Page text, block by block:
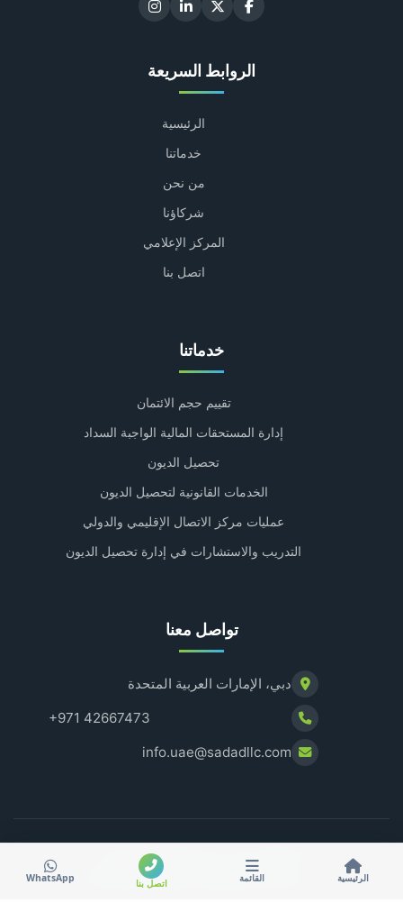
الروابط السريعة
الرئيسية
خدماتنا
من نحن
شركاؤنا
المركز الإعلامي
اتصل بنا
خدماتنا
تقييم حجم الائتمان
إدارة المستحقات المالية الواجبة السداد
تحصيل الديون
الخدمات القانونية لتحصيل الديون
عمليات مركز الاتصال الإقليمي والدولي
التدريب والاستشارات في إدارة تحصيل الديون
تواصل معنا
دبي، الإمارات العربية المتحدة
+971 42667473
info.uae@sadadllc.com
سياسة الخصوصية الشروط والأحكام الرئيسية القائمة اتصل بنا WhatsApp